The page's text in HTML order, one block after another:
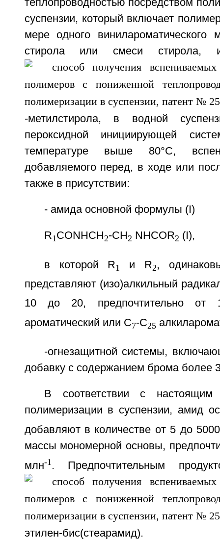
теплопроводностью посредством
суспензии, который включает
мере одного винилароматического
стирола или смеси
-метилстирола, в водной
пероксидной инициирующей
температуре выше 80°С,
добавляемого перед, в ходе или
также в присутствии:
- амида основной формулы (I)
R1CONHCH2-CH2 NHCOR2 (I),
в которой R1 и R2,
представляют (изо)алкильный
10 до 20, предпочтительно
ароматический или С7-С25
-огнезащитной системы,
добавку с содержанием брома более
В соответствии с настоящим
полимеризации в суспензии, амид
добавляют в количестве от 5 до
массы мономерной основы,
млн-1. Предпочтительным
этилен-бис(стеарамид).